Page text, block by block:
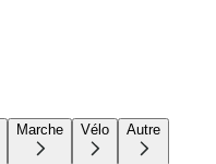
Marche Vélo Autre